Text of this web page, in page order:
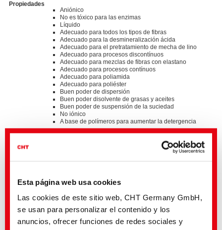
Esta página web usa cookies
Las cookies de este sitio web, CHT Germany GmbH,
se usan para personalizar el contenido y los
anuncios, ofrecer funciones de redes sociales y
Propiedades
Aniónico
No es tóxico para las enzimas
Líquido
Adecuado para todos los tipos de fibras
Adecuado para la desmineralización ácida
Adecuado para el pretratamiento de mecha de lino
Adecuado para procesos discontínuos
Adecuado para mezclas de fibras con elastano
Adecuado para procesos contínuos
Adecuado para poliamida
Adecuado para poliéster
Buen poder de dispersión
Buen poder disolvente de grasas y aceites
Buen poder de suspensión de la suciedad
No iónico
A base de polímeros para aumentar la detergencia
Standards
APPROVED chemical product
Suitable for application on textile articles intended to fulfil
product class I - IV
C2C Certified Material Health CertificateTM
level